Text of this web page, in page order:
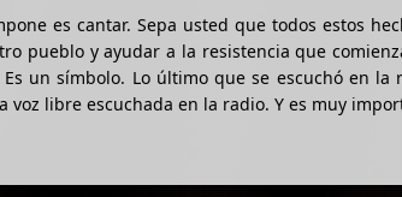
es cantar. Sepa usted que todos estos
pueblo y ayudar a la resistencia que
Es un símbolo. Lo último que se escuchó en
voz libre escuchada en la radio. Y es muy